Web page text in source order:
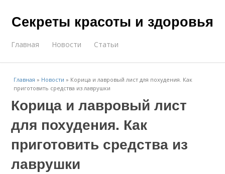
Секреты красоты и здоровья
Главная Новости Статьи
Главная » Новости » Корица и лавровый лист для похудения. Как
приготовить средства из лаврушки
Корица и лавровый лист
для похудения. Как
приготовить средства из
лаврушки